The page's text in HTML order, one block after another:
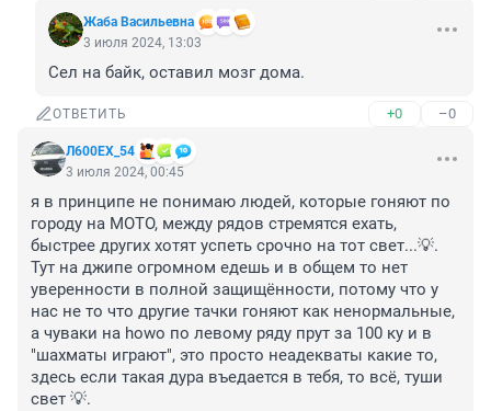
Жаба Васильевна
3 июля 2024, 13:03
Сел на байк, оставил мозг дома.
ОТВЕТИТЬ +0 –0
Л600EХ_54
3 июля 2024, 00:45
я в принципе не понимаю людей, которые гоняют по
городу на МОТО, между рядов стремятся ехать,
быстрее других хотят успеть срочно на тот свет...💡.
Тут на джипе огромном едешь и в общем то нет
уверенности в полной защищённости, потому что у
нас не то что другие тачки гоняют как ненормальные,
а чуваки на howo по левому ряду прут за 100 ку и в
"шахматы играют", это просто неадекваты какие то,
здесь если такая дура въедается в тебя, то всё, туши
свет 💡.